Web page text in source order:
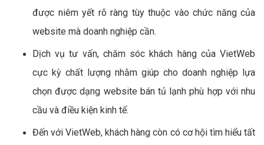
được niêm yết rõ ràng tùy thuộc vào chức năng của
website mà doanh nghiệp cần.
Dịch vụ tư vấn, chăm sóc khách hàng của VietWeb
cực kỳ chất lượng nhằm giúp cho doanh nghiệp lựa
chọn được dạng website bán tủ lạnh phù hợp với nhu
cầu và điều kiện kinh tế.
Đến với VietWeb, khách hàng còn có cơ hội tìm hiểu tất